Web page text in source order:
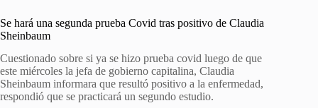
Se hará una segunda prueba Covid tras positivo de Claudia
Sheinbaum
Cuestionado sobre si ya se hizo prueba covid luego de que
este miércoles la jefa de gobierno capitalina, Claudia
Sheinbaum informara que resultó positivo a la enfermedad,
respondió que se practicará un segundo estudio.